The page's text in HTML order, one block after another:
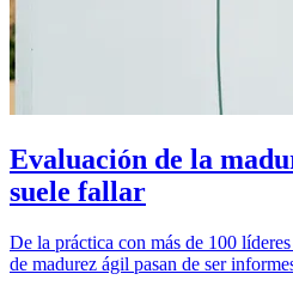
Evaluación de la
suele fallar
De la práctica con más de 100
de madurez ágil pasan de ser